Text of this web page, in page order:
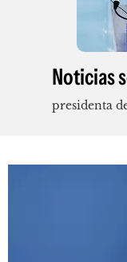
Noticias
presidenta